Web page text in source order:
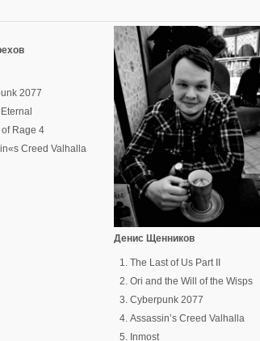
2077
Rage 4
Creed Valhalla
Денис Щенников
The Last of Us Part II
Ori and the Will of the Wisps
Cyberpunk 2077
Assassin’s Creed Valhalla
Inmost